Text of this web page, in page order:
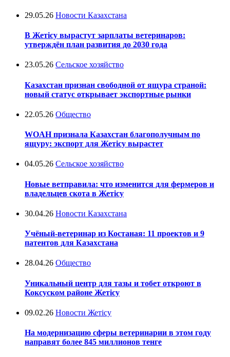
29.05.26 Новости Казахстана
В Жетісу вырастут зарплаты ветеринаров:
утверждён план развития до 2030 года
23.05.26 Сельское хозяйство
Казахстан признан свободной от ящура страной:
новый статус открывает экспортные рынки
22.05.26 Общество
WOAH признала Казахстан благополучным по
ящуру: экспорт для Жетісу вырастет
04.05.26 Сельское хозяйство
Новые ветправила: что изменится для фермеров и
владельцев скота в Жетісу
30.04.26 Новости Казахстана
Учёный-ветеринар из Костаная: 11 проектов и 9
патентов для Казахстана
28.04.26 Общество
Уникальный центр для тазы и тобет откроют в
Коксуском районе Жетісу
09.02.26 Новости Жетісу
На модернизацию сферы ветеринарии в этом году
направят более 845 миллионов тенге